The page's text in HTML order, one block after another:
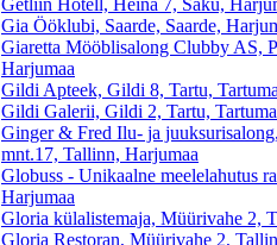
Getliin Hotell, Heina 7, Saku,
Gia Ööklubi, Saarde, Saarde,
Giaretta Mööblisalong Clubby AS,
Harjumaa
Gildi Apteek, Gildi 8, Tartu,
Gildi Galerii, Gildi 2, Tartu,
Ginger & Fred Ilu- ja
mnt.17, Tallinn, Harjumaa
Globuss - Unikaalne meelelahutus
Harjumaa
Gloria külalistemaja, Müürivahe 2,
Gloria Restoran, Müürivahe 2,